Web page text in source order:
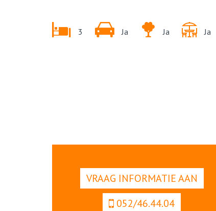
3 Ja Ja Ja
VRAAG INFORMATIE AAN
052/46.44.04